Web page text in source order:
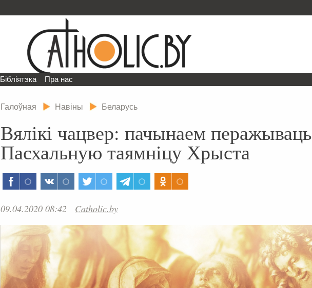
Бібліятэка Пра нас
Галоўная Навіны Беларусь
Вялікі чацвер: пачынаем перажываць
Пасхальную таямніцу Хрыста
09.04.2020 08:42 Catholic.by